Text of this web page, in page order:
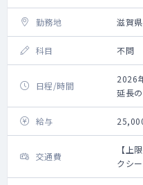
勤務地 滋賀
科目 不問
日程/時間
2026
延長
給与
交通費
【上
クシ